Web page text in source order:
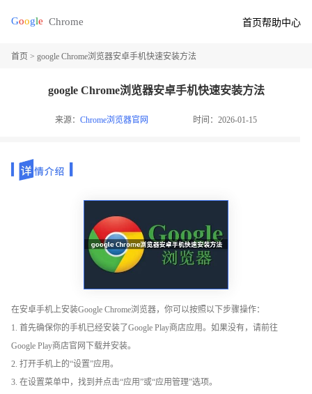
首页帮助中心
首页 > google Chrome浏览器安卓手机快速安装方法
google Chrome浏览器安卓手机快速安装方法
来源：Chrome浏览器官网 时间：2026-01-15
在安卓手机上安装Google Chrome浏览器，你可以按照以下步骤操作：
1. 首先确保你的手机已经安装了Google Play商店应用。如果没有，请前往
Google Play商店官网下载并安装。
2. 打开手机上的“设置”应用。
3. 在设置菜单中，找到并点击“应用”或“应用管理”选项。